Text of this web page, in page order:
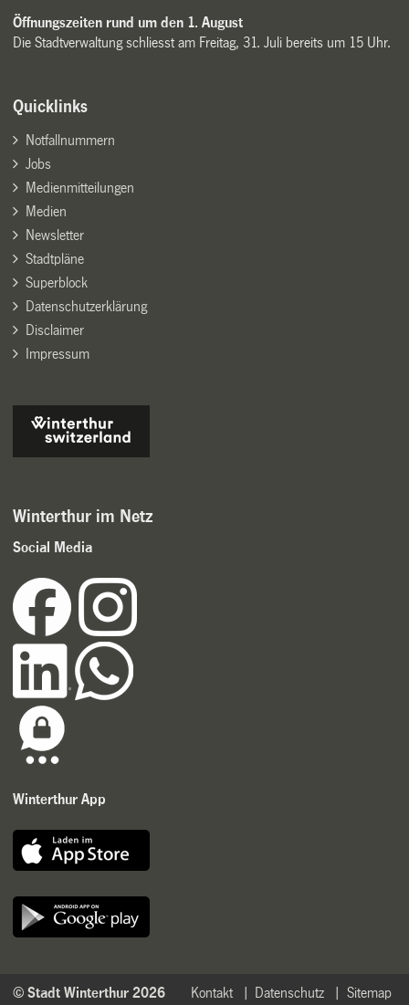
Öffnungszeiten rund um den 1. August
Die Stadtverwaltung schliesst am Freitag, 31. Juli bereits um 15 Uhr.
Quicklinks
Notfallnummern
Jobs
Medienmitteilungen
Medien
Newsletter
Stadtpläne
Superblock
Datenschutzerklärung
Disclaimer
Impressum
Winterthur im Netz
Social Media
Winterthur App
Sitemap
Datenschutz
Kontakt
© Stadt Winterthur 2026